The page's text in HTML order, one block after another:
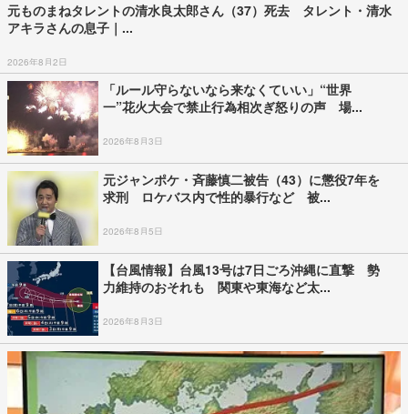
元ものまねタレントの清水良太郎さん（37）死去 タレント・清水
アキラさんの息子｜...
2026年8月2日
「ルール守らないなら来なくていい」“世界
一”花火大会で禁止行為相次ぎ怒りの声 場...
2026年8月3日
元ジャンポケ・斉藤慎二被告（43）に懲役7年を
求刑 ロケバス内で性的暴行など 被...
2026年8月5日
【台風情報】台風13号は7日ごろ沖縄に直撃 勢
力維持のおそれも 関東や東海など太...
2026年8月3日